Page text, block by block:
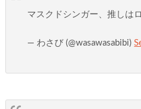
マスクドシンガー、推しは
— わさび (@wasawasabibi)